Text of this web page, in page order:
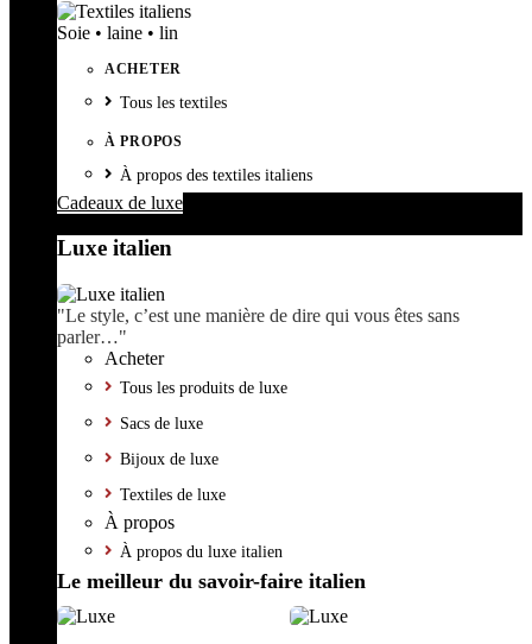
Soie • laine • lin
ACHETER
Tous les textiles
À PROPOS
À propos des textiles italiens
Cadeaux de luxe
Luxe italien
"Le style, c’est une manière de dire qui vous êtes sans
parler…"
Acheter
Tous les produits de luxe
Sacs de luxe
Bijoux de luxe
Textiles de luxe
À propos
À propos du luxe italien
Le meilleur du savoir-faire italien